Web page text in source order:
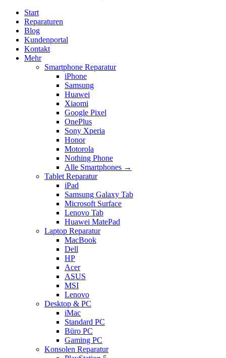
Start
Reparaturen
Blog
Kundenportal
Kontakt
Mehr
Smartphone Reparatur
iPhone
Samsung
Huawei
Xiaomi
Google Pixel
OnePlus
Sony Xperia
Honor
Motorola
Nothing Phone
Alle Smartphones →
Tablet Reparatur
iPad
Samsung Galaxy Tab
Microsoft Surface
Lenovo Tab
Huawei MatePad
Laptop Reparatur
MacBook
Dell
HP
Acer
ASUS
MSI
Lenovo
Desktop & PC
iMac
Standard PC
Büro PC
Gaming PC
Konsolen Reparatur